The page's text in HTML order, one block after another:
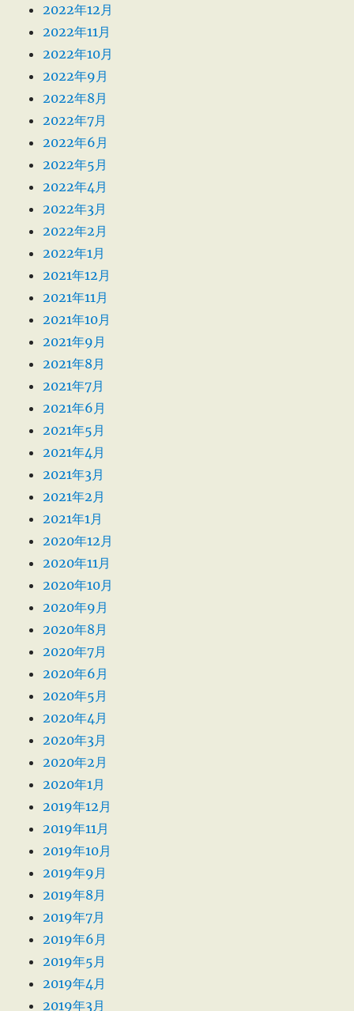
2022年12月
2022年11月
2022年10月
2022年9月
2022年8月
2022年7月
2022年6月
2022年5月
2022年4月
2022年3月
2022年2月
2022年1月
2021年12月
2021年11月
2021年10月
2021年9月
2021年8月
2021年7月
2021年6月
2021年5月
2021年4月
2021年3月
2021年2月
2021年1月
2020年12月
2020年11月
2020年10月
2020年9月
2020年8月
2020年7月
2020年6月
2020年5月
2020年4月
2020年3月
2020年2月
2020年1月
2019年12月
2019年11月
2019年10月
2019年9月
2019年8月
2019年7月
2019年6月
2019年5月
2019年4月
2019年3月